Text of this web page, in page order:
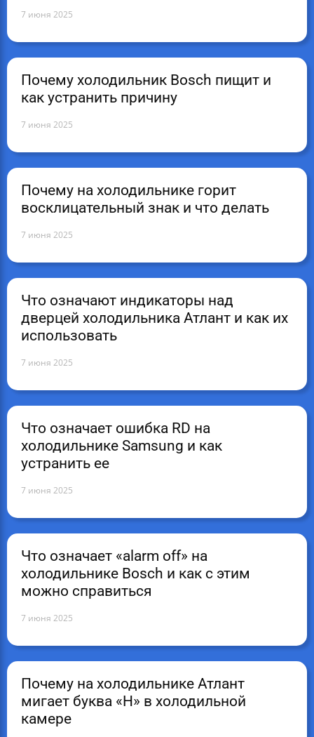
7 июня 2025
Почему холодильник Bosch пищит и
как устранить причину
7 июня 2025
Почему на холодильнике горит
восклицательный знак и что делать
7 июня 2025
Что означают индикаторы над
дверцей холодильника Атлант и как их
использовать
7 июня 2025
Что означает ошибка RD на
холодильнике Samsung и как
устранить ее
7 июня 2025
Что означает «alarm off» на
холодильнике Bosch и как с этим
можно справиться
7 июня 2025
Почему на холодильнике Атлант
мигает буква «Н» в холодильной
камере